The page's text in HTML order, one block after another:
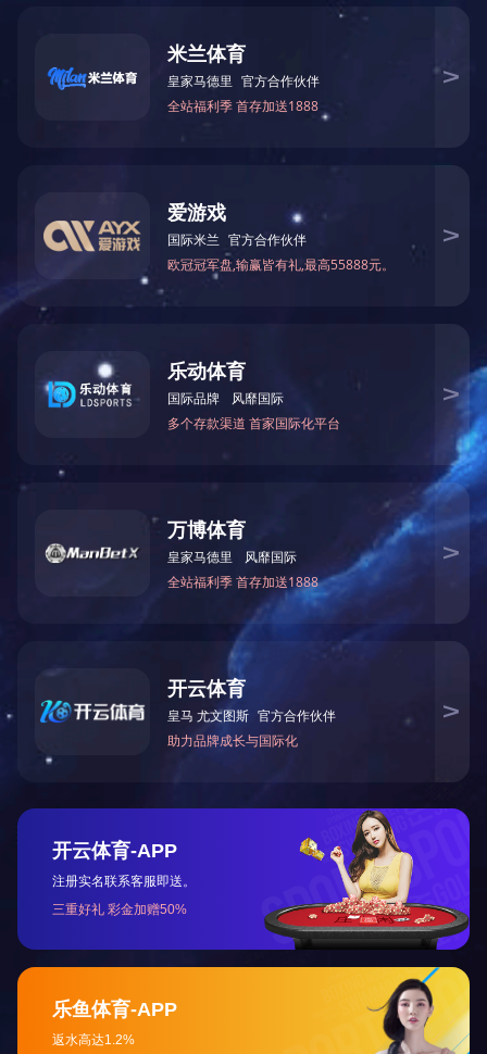
统、共用天线及卫星电视系统、通讯系统、会议及多
功能厅系统、视频会议系统等在内的综合弱电工程建
设项目，树立了多个样板工程，在业内享有良好的信
承包、污水处理设计、工艺设备制造等业务方面拥有
丰富经验。并且包括环保设备的售后技术服务、各种
污水处理厂的技术咨询与指导、各种污水处理厂的运
贸易部在国际贸易方面，凭借*良的产品质量、
合理的价格、及时的供货和良好的售后服务赢得了用
户的信赖，成为全球多家石油公司长期稳定的石油石
化设备供应商。
JIUYOU.COM-九游（中国） 以先进的技术和管
理，努力为客户提供*质**、安全环保的服务和产
品，不断创造和提升客户投资价值。通过众多经典的
成功案例及成熟的系统解决方案为客户提供高品质的
系统工程。公司根据客户实际需求提供售前提案-售中
支持-售后服务，力求实现*质客户体验。另外，公司
还在不断开发高品质低成本的国内合作伙伴，推进循
随着全球经济一体化的加强，JIUYOU.COM-九游
（中国） 不断加强在国际市场的开拓力度，着力培养
国际项目管理人才，为跨国合作项目提供更多*质服务
的同时，JIUYOU.COM-九游（中国） 自身也加强对
风能、太阳能等新能源技术的研发，为JIUYOU.COM-
九游（中国） 始终站在能源潮流的前端积蓄力量。
微信